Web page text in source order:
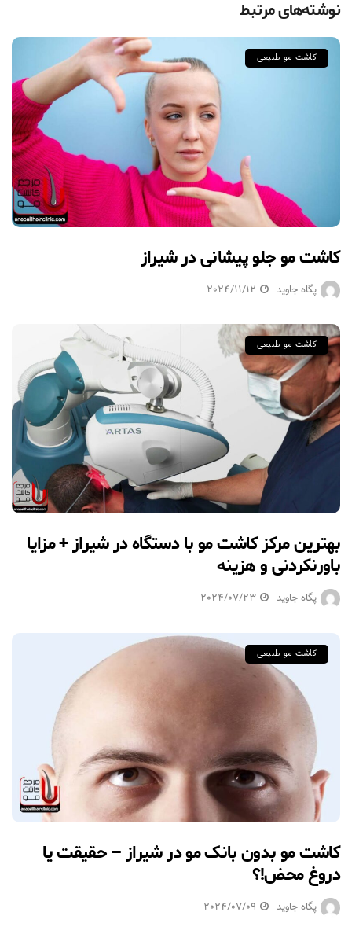
نوشته‌های مرتبط
کاشت مو طبیعی
کاشت مو جلو پیشانی در شیراز
پگاه جاوید 2024/11/12
کاشت مو طبیعی
بهترین مرکز کاشت مو با دستگاه در شیراز + مزایا
باورنکردنی و هزینه
پگاه جاوید 2024/07/23
کاشت مو طبیعی
کاشت مو بدون بانک مو در شیراز – حقیقت یا
دروغ محض!؟
پگاه جاوید 2024/07/09